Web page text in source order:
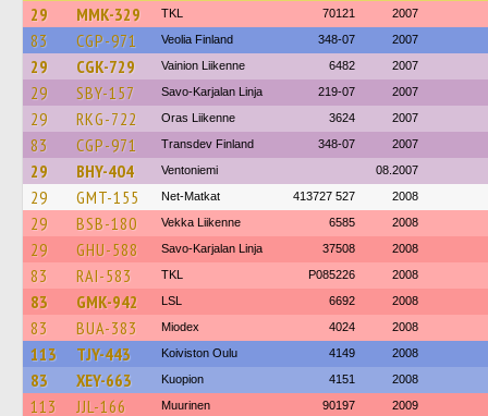
29 MMK-329 TKL 70121 2007
83 CGP-971 Veolia Finland 348-07 2007
29 CGK-729 Vainion Liikenne 6482 2007
29 SBY-157 Savo-Karjalan Linja 219-07 2007
29 RKG-722 Oras Liikenne 3624 2007
83 CGP-971 Transdev Finland 348-07 2007
29 BHY-404 Ventoniemi 08.2007
29 GMT-155 Net-Matkat 413727 527 2008
29 BSB-180 Vekka Liikenne 6585 2008
29 GHU-588 Savo-Karjalan Linja 37508 2008
83 RAI-583 TKL P085226 2008
83 GMK-942 LSL 6692 2008
83 BUA-383 Miodex 4024 2008
113 TJY-443 Koiviston Oulu 4149 2008
83 XEY-663 Kuopion 4151 2008
113 JJL-166 Muurinen 90197 2009